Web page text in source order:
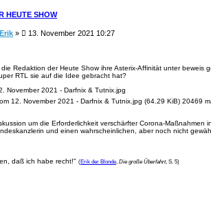
HEUTE SHOW
Erik » 13. November 2021 10:27
Redaktion der Heute Show ihre Asterix-Affinität unter beweis
RTL sie auf die Idee gebracht hat?
12. November 2021 - Darfnix & Tutnix.jpg (64.29 KiB) 20469
um die Erforderlichkeit verschärfter Corona-Maßnahmen
und einen wahrscheinlichen, aber noch nicht
daß ich habe recht!" (Erik der Blonde, Die große Überfahrt, S. 5)